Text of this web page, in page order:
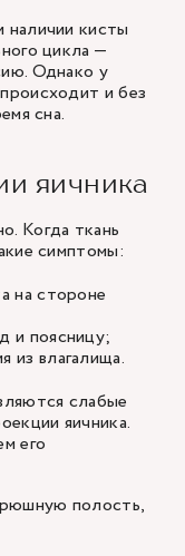
кисты
цикла —
Однако у
и без
сна.
яичника
Когда ткань
симптомы:
на стороне
и поясницу;
из влагалища.
слабые
яичника.
его
полость,